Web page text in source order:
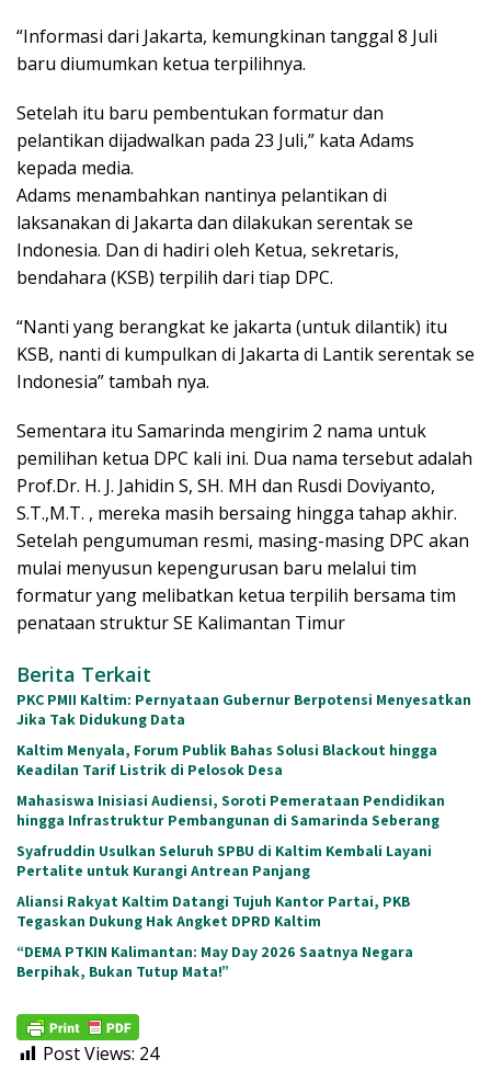
“Informasi dari Jakarta, kemungkinan tanggal 8 Juli
baru diumumkan ketua terpilihnya.
Setelah itu baru pembentukan formatur dan
pelantikan dijadwalkan pada 23 Juli,” kata Adams
kepada media.
Adams menambahkan nantinya pelantikan di
laksanakan di Jakarta dan dilakukan serentak se
Indonesia. Dan di hadiri oleh Ketua, sekretaris,
bendahara (KSB) terpilih dari tiap DPC.
“Nanti yang berangkat ke jakarta (untuk dilantik) itu
KSB, nanti di kumpulkan di Jakarta di Lantik serentak se
Indonesia” tambah nya.
Sementara itu Samarinda mengirim 2 nama untuk
pemilihan ketua DPC kali ini. Dua nama tersebut adalah
Prof.Dr. H. J. Jahidin S, SH. MH dan Rusdi Doviyanto,
S.T.,M.T. , mereka masih bersaing hingga tahap akhir.
Setelah pengumuman resmi, masing-masing DPC akan
mulai menyusun kepengurusan baru melalui tim
formatur yang melibatkan ketua terpilih bersama tim
penataan struktur SE Kalimantan Timur
Berita Terkait
PKC PMII Kaltim: Pernyataan Gubernur Berpotensi Menyesatkan
Jika Tak Didukung Data
Kaltim Menyala, Forum Publik Bahas Solusi Blackout hingga
Keadilan Tarif Listrik di Pelosok Desa
Mahasiswa Inisiasi Audiensi, Soroti Pemerataan Pendidikan
hingga Infrastruktur Pembangunan di Samarinda Seberang
Syafruddin Usulkan Seluruh SPBU di Kaltim Kembali Layani
Pertalite untuk Kurangi Antrean Panjang
Aliansi Rakyat Kaltim Datangi Tujuh Kantor Partai, PKB
Tegaskan Dukung Hak Angket DPRD Kaltim
“DEMA PTKIN Kalimantan: May Day 2026 Saatnya Negara
Berpihak, Bukan Tutup Mata!”
Post Views: 24